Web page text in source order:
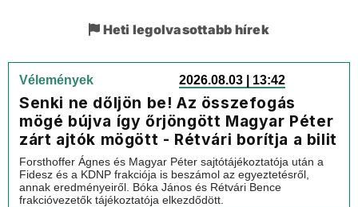
Heti legolvasottabb hírek
Vélemények 2026.08.03 | 13:42
Senki ne dőljön be! Az összefogás
mögé bújva így őrjöngött Magyar Péter
zárt ajtók mögött - Rétvári borítja a bilit
Forsthoffer Ágnes és Magyar Péter sajtótájékoztatója után a
Fidesz és a KDNP frakciója is beszámol az egyeztetésről,
annak eredményeiről. Bóka János és Rétvári Bence
frakcióvezetők tájékoztatója elkezdődött.